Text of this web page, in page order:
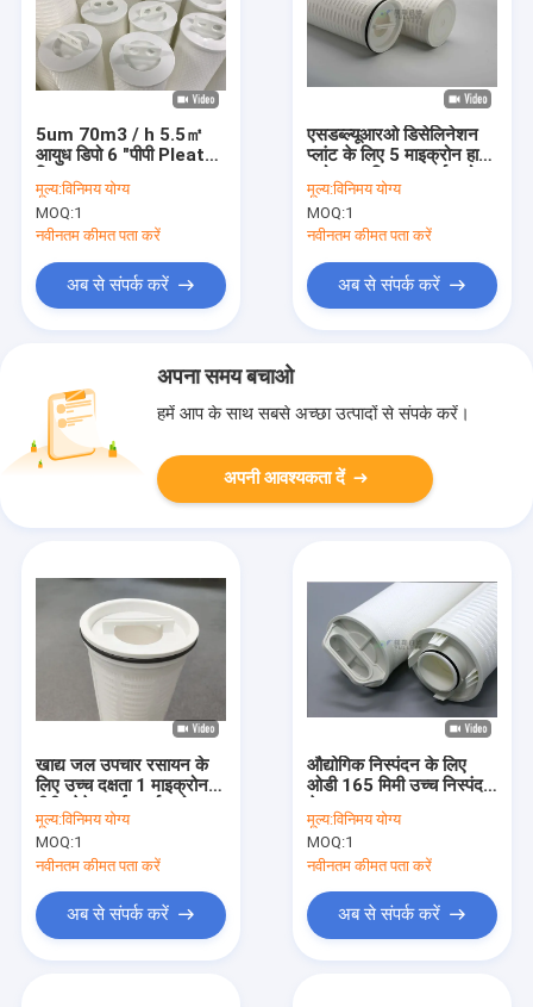
5um 70m3 / h 5.5㎡
आयुध डिपो 6 "पीपी Pleated
फ़िल्टर कारतूस
मूल्य:विनिमय योग्य
MOQ:1
नवीनतम कीमत पता करें
अब से संपर्क करें
एसडब्ल्यूआरओ डिसेलिनेशन
प्लांट के लिए 5 माइक्रोन हाई
फ्लो वाटर फिल्टर लार्ज फ्लो
कार्ट्रिज फिल्टर
मूल्य:विनिमय योग्य
MOQ:1
नवीनतम कीमत पता करें
अब से संपर्क करें
अपना समय बचाओ
हमें आप के साथ सबसे अच्छा उत्पादों से संपर्क करें।
अपनी आवश्यकता दें
खाद्य जल उपचार रसायन के
लिए उच्च दक्षता 1 माइक्रोन
पीपी प्लेटेड हाई लार्ज फ्लो
फिल्टर कार्ट्रिज
मूल्य:विनिमय योग्य
MOQ:1
नवीनतम कीमत पता करें
अब से संपर्क करें
औद्योगिक निस्पंदन के लिए
ओडी 165 मिमी उच्च निस्पंदन
क्षेत्र 40 '' 0.5/1/5/10
माइक्रोन आरओ जल फ़िल्टर
प्लेटेड
मूल्य:विनिमय योग्य
MOQ:1
नवीनतम कीमत पता करें
अब से संपर्क करें